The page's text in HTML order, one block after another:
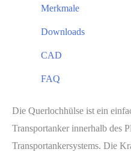
Merkmale
Downloads
CAD
FAQ
Die Querlochhülse ist ein
Transportanker innerhalb des
Transportankersystems. Die